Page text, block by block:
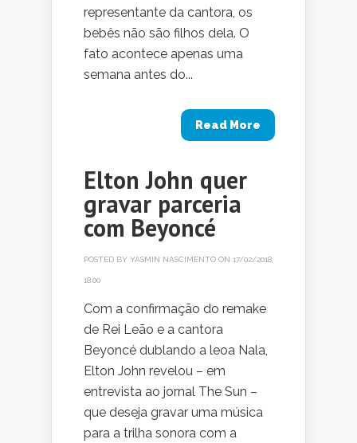
representante da cantora, os
bebês não são filhos dela. O
fato acontece apenas uma
semana antes do...
Read More
Elton John quer
gravar parceria
com Beyoncé
POSTED BY YASMIN NASCIMENTO ON 17/02/2018,
18:00
Com a confirmação do remake
de Rei Leão e a cantora
Beyoncé dublando a leoa Nala,
Elton John revelou – em
entrevista ao jornal The Sun –
que deseja gravar uma música
para a trilha sonora com a